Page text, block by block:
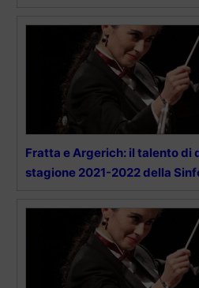
Fratta e Argerich: il talento di
stagione 2021-2022 della